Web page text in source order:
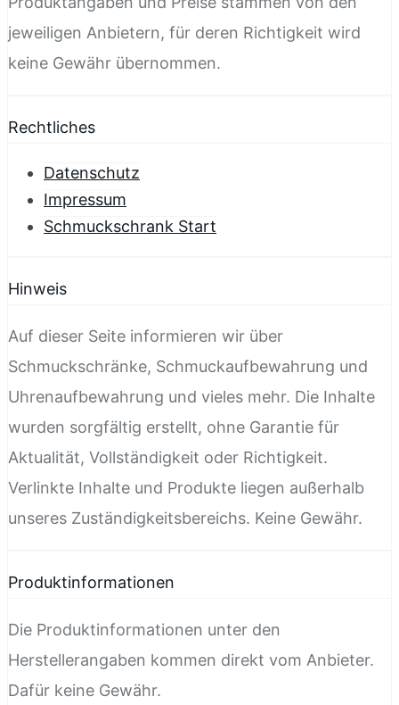
jeweiligen Anbietern, für deren Richtigkeit wird
keine Gewähr übernommen.
Rechtliches
Datenschutz
Impressum
Schmuckschrank Start
Hinweis
Auf dieser Seite informieren wir über
Schmuckschränke, Schmuckaufbewahrung und
Uhrenaufbewahrung und vieles mehr. Die Inhalte
wurden sorgfältig erstellt, ohne Garantie für
Aktualität, Vollständigkeit oder Richtigkeit.
Verlinkte Inhalte und Produkte liegen außerhalb
unseres Zuständigkeitsbereichs. Keine Gewähr.
Produktinformationen
Die Produktinformationen unter den
Herstellerangaben kommen direkt vom Anbieter.
Dafür keine Gewähr.